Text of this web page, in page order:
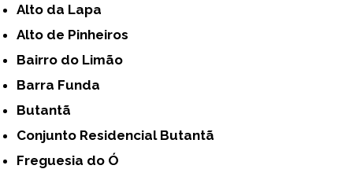
Alto da Lapa
Alto de Pinheiros
Bairro do Limão
Barra Funda
Butantã
Conjunto Residencial Butantã
Freguesia do Ó